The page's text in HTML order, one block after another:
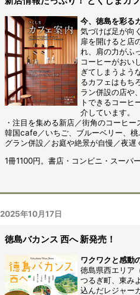
今、徳島を彩る
気づけば足が向
扉を開けると店
れ、肩の力がふ
コーヒーがおい
ぎてしまうよう
るカフェはもち
ラン併設の店や
トできるコーヒ
介しています。
・注目を集める新店／街角のコーヒ
韓国cafe／いちご、ブルーベリー、
グラン併設／お庭や絶景が自慢／夜遅
1冊1100円。書店・コンビニ・スーパ
2025年10月17日
徳島バカンス 西へ 新発売！
ワクワクと感動
徳島県西エリア
つるぎ町、東み
込んだレジャー